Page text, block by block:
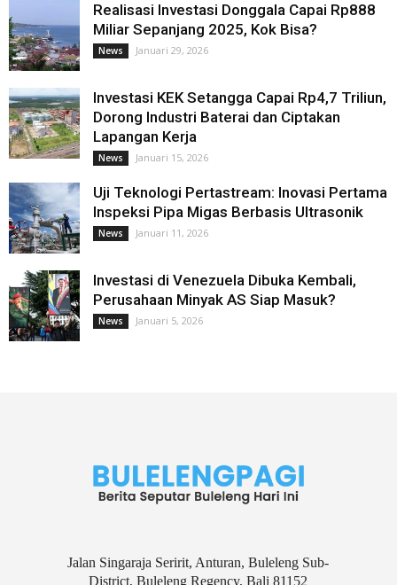
Realisasi Investasi Donggala Capai Rp888
Miliar Sepanjang 2025, Kok Bisa?
News Januari 29, 2026
Investasi KEK Setangga Capai Rp4,7 Triliun,
Dorong Industri Baterai dan Ciptakan
Lapangan Kerja
News Januari 15, 2026
Uji Teknologi Pertastream: Inovasi Pertama
Inspeksi Pipa Migas Berbasis Ultrasonik
News Januari 11, 2026
Investasi di Venezuela Dibuka Kembali,
Perusahaan Minyak AS Siap Masuk?
News Januari 5, 2026
Jalan Singaraja Seririt, Anturan, Buleleng Sub-
District, Buleleng Regency, Bali 81152